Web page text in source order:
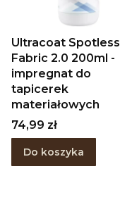
Ultracoat Spotless
Fabric 2.0 200ml -
impregnat do
tapicerek
materiałowych
Cena
74,99 zł
Do koszyka